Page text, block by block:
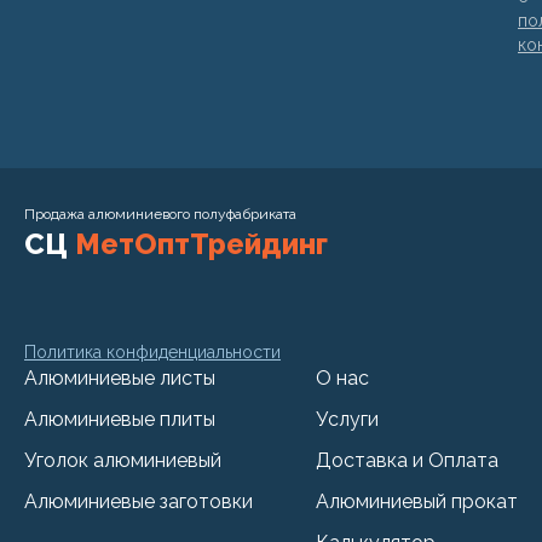
Продажа алюминиевого полуфабриката
СЦ МетОптТрейдинг
Политика конфиденциальности
Алюминиевые листы
Алюминиевые плиты
Уголок алюминиевый
Алюминиевые заготовки
О нас
Услуги
Доставка и Оплата
Алюминиевый прокат